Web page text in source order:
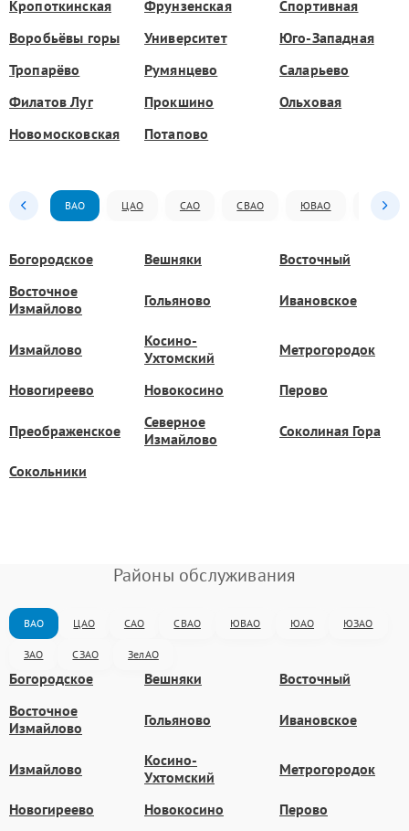
Кропоткинская Фрунзенская
Спортивная
Воробьёвы горы
Университет
Юго-Западная
Тропарёво
Румянцево
Саларьево
Филатов Луг
Прокшино
Ольховая
Новомосковская
Потапово
ВАО ЦАО САО СВАО ЮВАО ЮАО
Богородское Вешняки
Восточный
Восточное
Измайлово
Гольяново Ивановское
Измайлово
Косино-
Ухтомский
Метрогородок
Новогиреево Новокосино Перово
Преображенское
Северное
Измайлово
Соколиная Гора
Сокольники
Районы обслуживания
ВАО ЦАО САО СВАО ЮВАО ЮАО ЮЗАО
ЗАО СЗАО ЗелАО
Богородское Вешняки
Восточный
Восточное
Измайлово
Гольяново Ивановское
Измайлово
Косино-
Ухтомский
Метрогородок
Новогиреево Новокосино Перово